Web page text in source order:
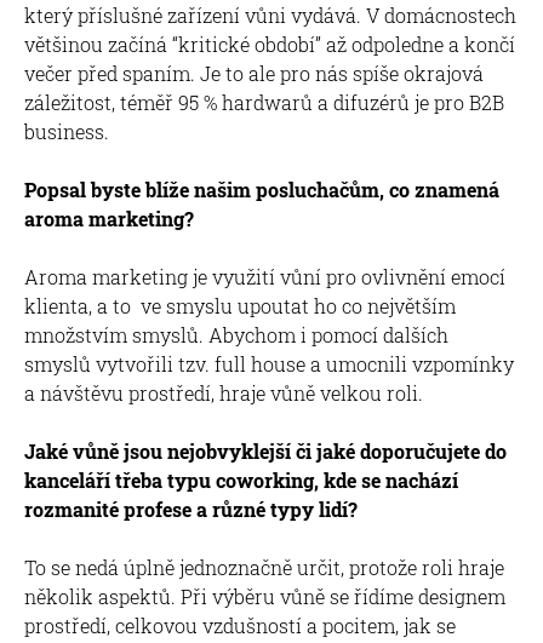
který příslušné zařízení vůni vydává. V domácnostech
většinou začíná “kritické období” až odpoledne a končí
večer před spaním. Je to ale pro nás spíše okrajová
záležitost, téměř 95 % hardwarů a difuzérů je pro B2B
business.
Popsal byste blíže našim posluchačům, co znamená
aroma marketing?
Aroma marketing je využití vůní pro ovlivnění emocí
klienta, a to ve smyslu upoutat ho co největším
množstvím smyslů. Abychom i pomocí dalších
smyslů vytvořili tzv. full house a umocnili vzpomínky
a návštěvu prostředí, hraje vůně velkou roli.
Jaké vůně jsou nejobvyklejší či jaké doporučujete do
kanceláří třeba typu coworking, kde se nachází
rozmanité profese a různé typy lidí?
To se nedá úplně jednoznačně určit, protože roli hraje
několik aspektů. Při výběru vůně se řídíme designem
prostředí, celkovou vzdušností a pocitem, jak se